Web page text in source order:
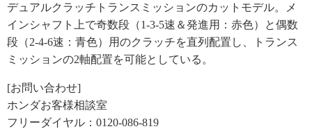
デュアルクラッチトランスミッションのカットモデル。メ
インシャフト上で奇数段（1-3-5速＆発進用：赤色）と偶数
段（2-4-6速：青色）用のクラッチを直列配置し、トランス
ミッションの2軸配置を可能としている。
[お問い合わせ]
ホンダお客様相談室
フリーダイヤル：0120-086-819